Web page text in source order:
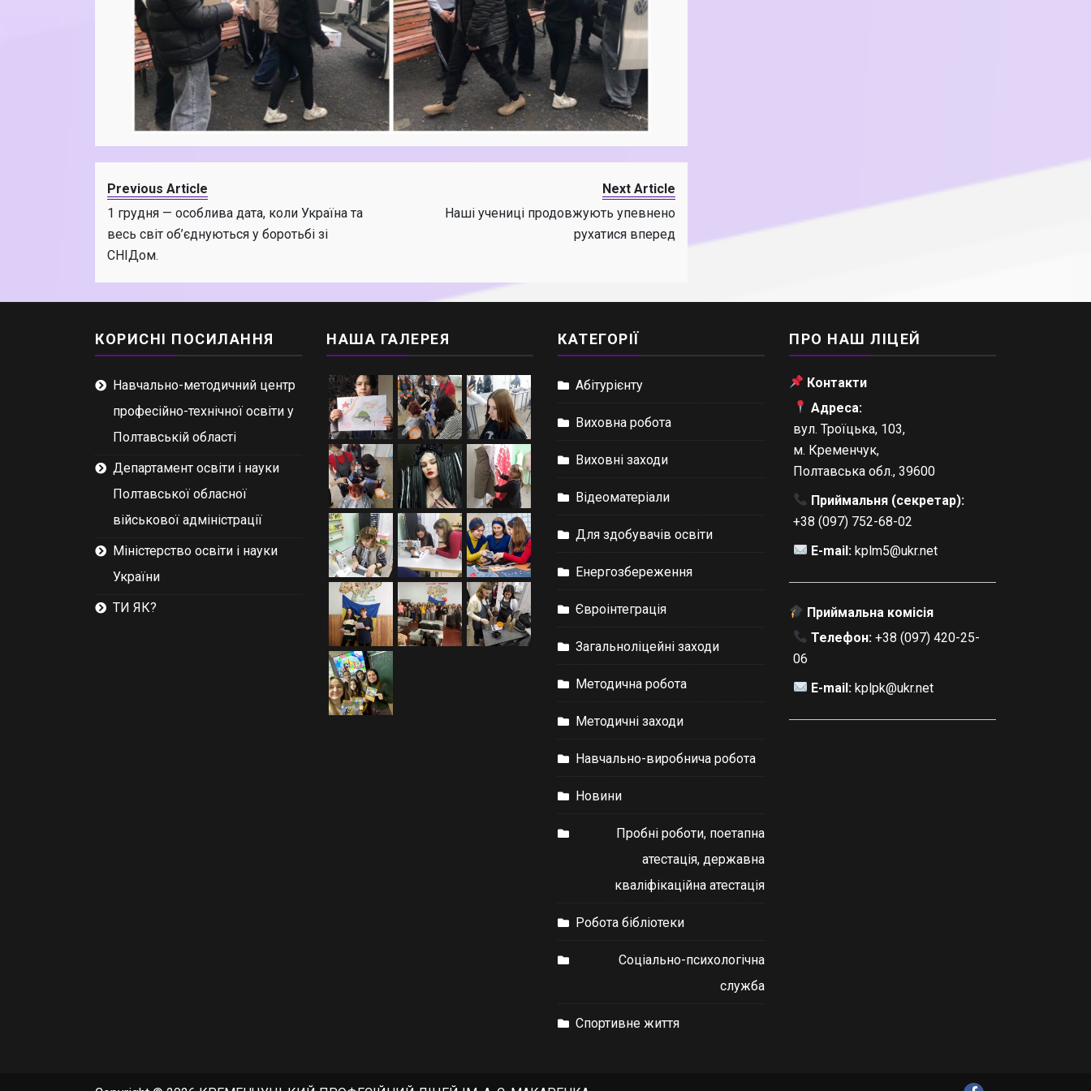
Previous Article
1 грудня — особлива дата, коли Україна та
весь світ об’єднуються у боротьбі зі
СНІДом.
Next Article
Наші учениці продовжують упевнено
рухатися вперед
КОРИСНІ ПОСИЛАННЯ
Навчально-методичний центр
професійно-технічної освіти у
Полтавській області
Департамент освіти і науки
Полтавської обласної
військової адміністрації
Міністерство освіти і науки
України
ТИ ЯК?
НАША ГАЛЕРЕЯ КАТЕГОРІЇ
Абітурієнту
Виховна робота
Виховні заходи
Відеоматеріали
Для здобувачів освіти
Енергозбереження
Євроінтеграція
Загальноліцейні заходи
Методична робота
Методичні заходи
Навчально-виробнича робота
Новини
Пробні роботи, поетапна
атестація, державна
кваліфікаційна атестація
Робота бібліотеки
Соціально-психологічна
служба
Спортивне життя
ПРО НАШ ЛІЦЕЙ
Контакти
Адреса:
вул. Троїцька, 103,
м. Кременчук,
Полтавська обл., 39600
Приймальня (секретар):
+38 (097) 752-68-02
E-mail: kplm5@ukr.net
Приймальна комісія
Телефон: +38 (097) 420-25-
06
E-mail: kplpk@ukr.net